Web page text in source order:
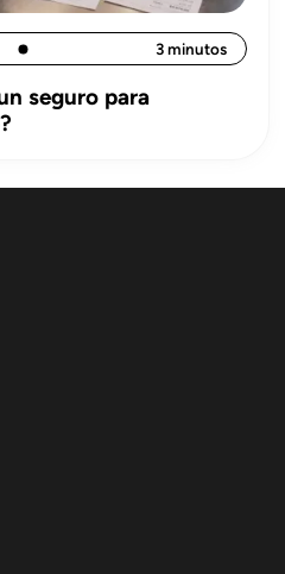
3 minutos
seguro para